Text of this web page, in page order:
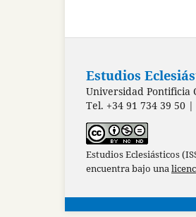
Estudios
Universidad Pontificia
Tel. +34 91 734 39 50
Estudios Eclesiásticos
encuentra bajo una